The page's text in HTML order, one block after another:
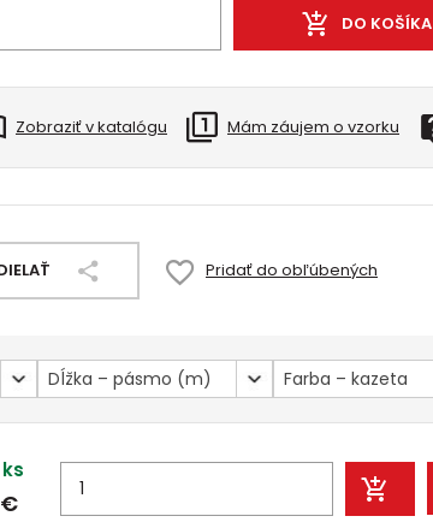
DO KOŠÍKA
Zobraziť v katalógu Mám záujem o vzorku
Pridať do obľúbených
Dĺžka – pásmo (m) Farba – kazeta
€